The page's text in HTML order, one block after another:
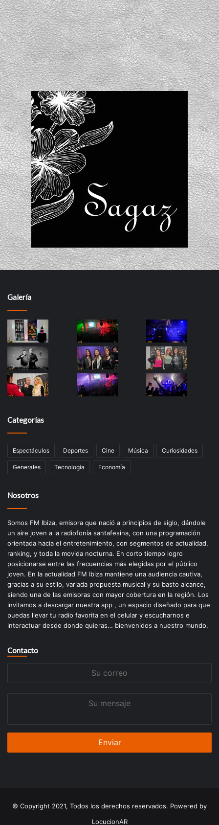
Galería
Categorías
Espectáculos Deportes Cine Música Curiosidades
Generales Tecnología Economía
Nosotros
Somos FM Ibiza, emisora que nació a principios de siglo, dándole
un aire joven a la radiofonía santafesina, con una programación
orientada hacia el entretenimiento, con segmentos de actualidad,
ranking, y toda la movida nocturna. En corto tiempo logro
posicionarse entre las frecuencias más elegidas por el público
joven. En la actualidad FM Ibiza mantiene una audiencia cautiva,
gracias a su estilo, variada propuesta musical y su basto alcance,
siendo una de las emisoras con mayor cobertura en la región. Los
invitamos a descargar nuestra app , un espacio diseñado para que
puedas llevar tu radio favorita en el celular y escucharnos e
interactuar desde donde quieras… bienvenidos a nuestro mundo.
Contacto
© Copyright 2021, Todos los derechos reservados. Powered by
LocucionAR